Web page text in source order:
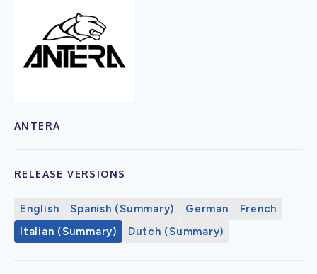
ANTERA
RELEASE VERSIONS
English Spanish (Summary) German
French
Italian (Summary)
Dutch (Summary)